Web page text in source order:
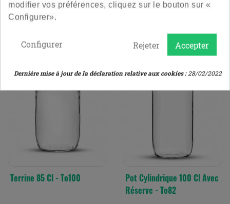
Prix
9,00 €
Le lot de 6
/5- 206avis
Prix
19,20 €
4.9/5-66 avis
Terrine 85 Cl - To100
Pot Cylindrique 100 Cl Avec
Réserve - To82
modifier vos préférences, cliquez sur le bouton sur «
Configurer».
Accepter
Rejeter
Configurer
Dernière mise à jour de la déclaration relative aux cookies :28/02/2022